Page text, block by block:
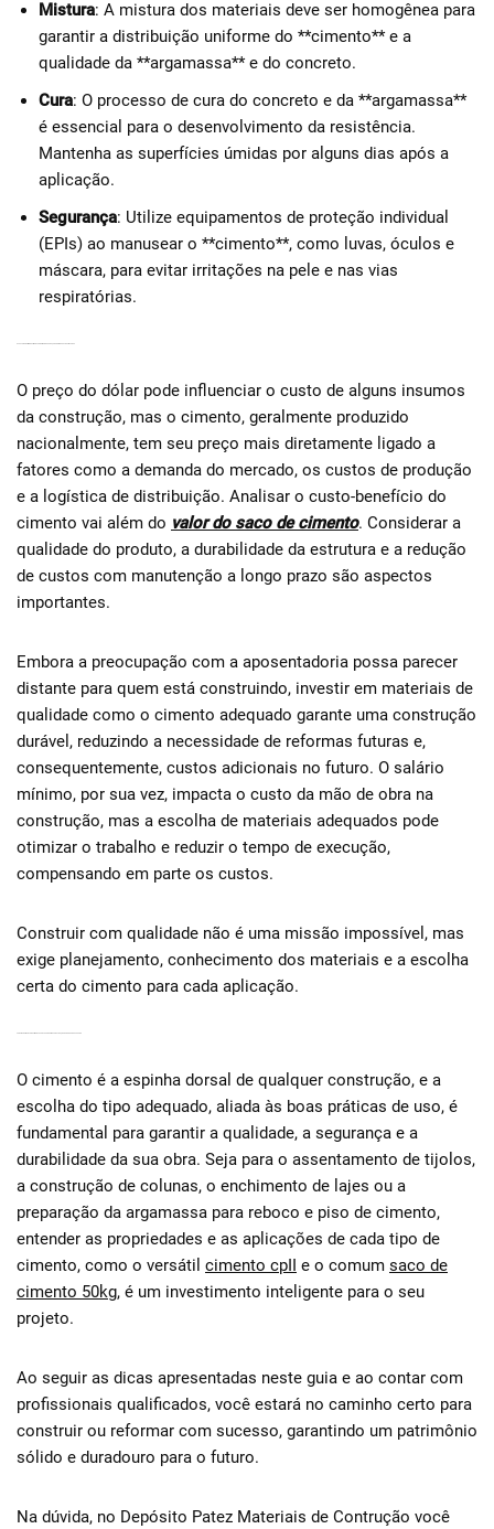
Mistura: A mistura dos materiais deve ser homogênea para
garantir a distribuição uniforme do **cimento** e a
qualidade da **argamassa** e do concreto.
Cura: O processo de cura do concreto e da **argamassa**
é essencial para o desenvolvimento da resistência.
Mantenha as superfícies úmidas por alguns dias após a
aplicação.
Segurança: Utilize equipamentos de proteção individual
(EPIs) ao manusear o **cimento**, como luvas, óculos e
máscara, para evitar irritações na pele e nas vias
respiratórias.
O preço do dólar pode influenciar o custo de alguns insumos
da construção, mas o cimento, geralmente produzido
nacionalmente, tem seu preço mais diretamente ligado a
fatores como a demanda do mercado, os custos de produção
e a logística de distribuição. Analisar o custo-benefício do
cimento vai além do valor do saco de cimento. Considerar a
qualidade do produto, a durabilidade da estrutura e a redução
de custos com manutenção a longo prazo são aspectos
importantes.
Embora a preocupação com a aposentadoria possa parecer
distante para quem está construindo, investir em materiais de
qualidade como o cimento adequado garante uma construção
durável, reduzindo a necessidade de reformas futuras e,
consequentemente, custos adicionais no futuro. O salário
mínimo, por sua vez, impacta o custo da mão de obra na
construção, mas a escolha de materiais adequados pode
otimizar o trabalho e reduzir o tempo de execução,
compensando em parte os custos.
Construir com qualidade não é uma missão impossível, mas
exige planejamento, conhecimento dos materiais e a escolha
certa do cimento para cada aplicação.
O cimento é a espinha dorsal de qualquer construção, e a
escolha do tipo adequado, aliada às boas práticas de uso, é
fundamental para garantir a qualidade, a segurança e a
durabilidade da sua obra. Seja para o assentamento de tijolos,
a construção de colunas, o enchimento de lajes ou a
preparação da argamassa para reboco e piso de cimento,
entender as propriedades e as aplicações de cada tipo de
cimento, como o versátil cimento cpII e o comum saco de
cimento 50kg, é um investimento inteligente para o seu
projeto.
Ao seguir as dicas apresentadas neste guia e ao contar com
profissionais qualificados, você estará no caminho certo para
construir ou reformar com sucesso, garantindo um patrimônio
sólido e duradouro para o futuro.
Na dúvida, no Depósito Patez Materiais de Contrução você